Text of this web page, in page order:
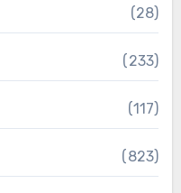
(28)
(233)
(117)
(823)